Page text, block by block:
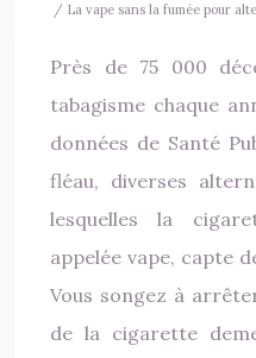
/ La vape sans la fumée pour
Près de 75 000
tabagisme chaque
données de Santé
fléau, diverses
lesquelles la
appelée vape, capte
Vous songez à
de la cigarette